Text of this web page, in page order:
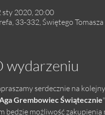
sty 2020, 20:00
33-332, Świętego
wydarzeniu
serdecznie na
Grembowiec Świątecznie
będzie możliwość zakupienia